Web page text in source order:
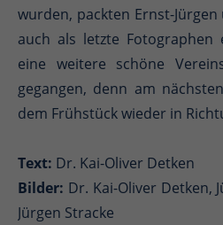
wurden, packten Ernst-
auch als letzte
eine weitere schöne
gegangen, denn am
dem Frühstück wieder in
Text: Dr. Kai-Oliver Detken
Bilder: Dr. Kai-Oliver Detken,
Jürgen Stracke